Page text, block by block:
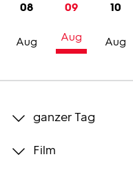
08
Aug
09
Aug
10
Aug
ganzer Tag
Film